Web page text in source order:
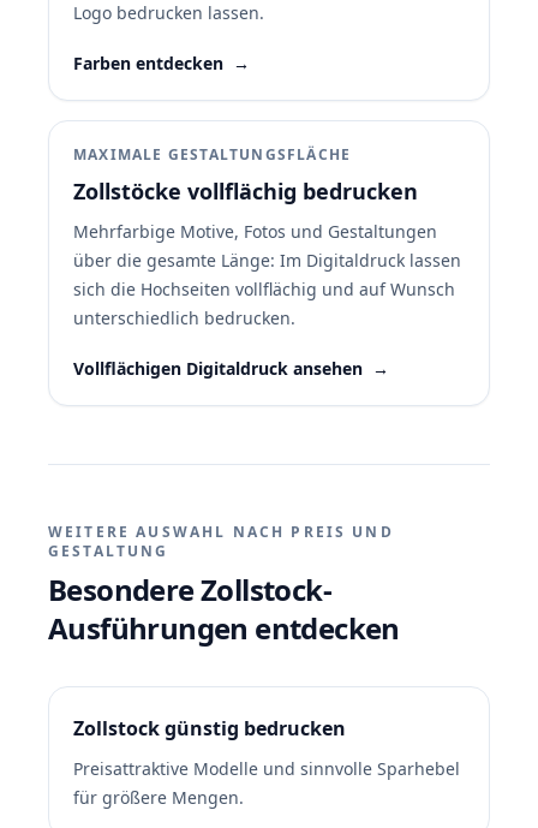
Logo bedrucken lassen.
Farben entdecken →
MAXIMALE GESTALTUNGSFLÄCHE
Zollstöcke vollflächig bedrucken
Mehrfarbige Motive, Fotos und Gestaltungen
über die gesamte Länge: Im Digitaldruck lassen
sich die Hochseiten vollflächig und auf Wunsch
unterschiedlich bedrucken.
Vollflächigen Digitaldruck ansehen →
WEITERE AUSWAHL NACH PREIS UND
GESTALTUNG
Besondere Zollstock-
Ausführungen entdecken
Zollstock günstig bedrucken
Preisattraktive Modelle und sinnvolle Sparhebel
für größere Mengen.